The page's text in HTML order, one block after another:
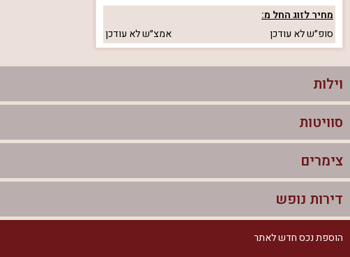
מחיר לזוג החל מ:
סופ״שלא עודכן אמצ״שלא עודכן
וילות
וילות בצפון
וילות להשכרה
וילות למסיבת רווקים
סוויטות
סוויטות בצפון
צימרים לזוגות עם בריכה פרטית
צימרים
צימרים בצפון
צימרים לזוגות
דירות נופש
דירות נופש בצפון
הוספת נכס חדש לאתר